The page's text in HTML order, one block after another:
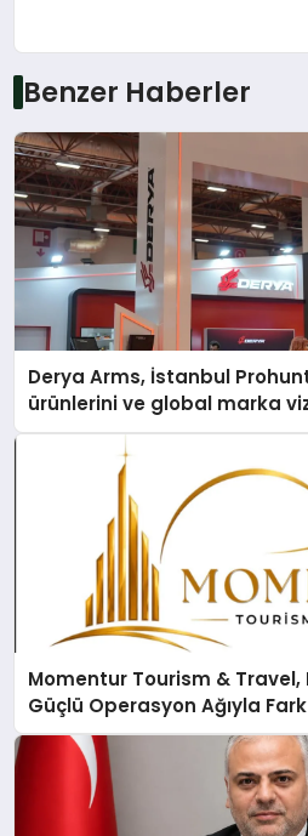
Benzer Haberler
Derya Arms, İstanbul
ürünlerini ve global marka
Momentur Tourism &
Güçlü Operasyon Ağıyla